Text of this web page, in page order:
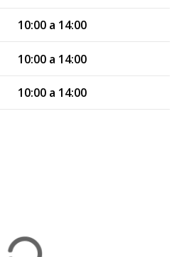
10:00 a 14:00
10:00 a 14:00
10:00 a 14:00